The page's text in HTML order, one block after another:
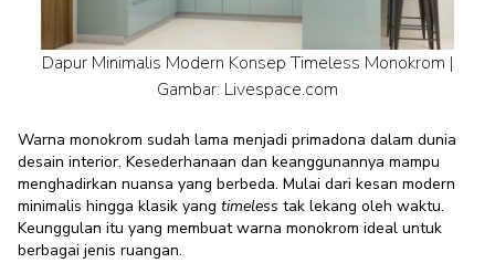
Dapur Minimalis Modern Konsep Timeless Monokrom |
Gambar: Livespace.com
Warna monokrom sudah lama menjadi primadona dalam dunia
desain interior. Kesederhanaan dan keanggunannya mampu
menghadirkan nuansa yang berbeda. Mulai dari kesan modern
minimalis hingga klasik yang timeless tak lekang oleh waktu.
Keunggulan itu yang membuat warna monokrom ideal untuk
berbagai jenis ruangan.